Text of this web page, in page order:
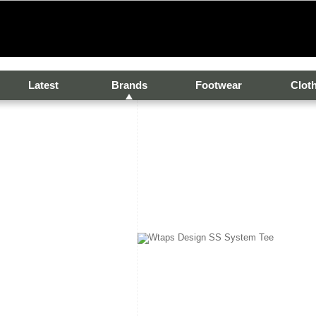
Latest Brands Footwear